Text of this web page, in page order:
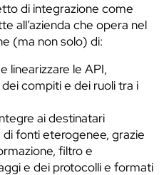
di integrazione come
all’azienda che opera nel
(ma non solo) di:
linearizzare le API,
compiti e dei ruoli tra i
ai destinatari
fonti eterogenee, grazie
filtro e
e dei protocolli e formati